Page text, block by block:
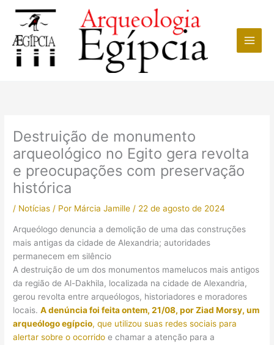
conteúdo
Destruição de monumento
arqueológico no Egito gera revolta
e preocupações com preservação
histórica
/ Notícias / Por Márcia Jamille / 22 de agosto de 2024
Arqueólogo denuncia a demolição de uma das construções
mais antigas da cidade de Alexandria; autoridades
permanecem em silêncio
A destruição de um dos monumentos mamelucos mais antigos
da região de Al-Dakhila, localizada na cidade de Alexandria,
gerou revolta entre arqueólogos, historiadores e moradores
locais. A denúncia foi feita ontem, 21/08, por Ziad Morsy, um
arqueólogo egípcio, que utilizou suas redes sociais para
alertar sobre o ocorrido e chamar a atenção para a